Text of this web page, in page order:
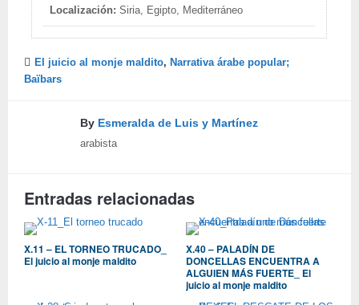
Localización: Siria, Egipto, Mediterráneo
El juicio al monje maldito, Narrativa árabe popular;
Baïbars
By Esmeralda de Luis y Martínez
arabista
Entradas relacionadas
X.11 – EL TORNEO TRUCADO_
El juicio al monje maldito
X.40 – PALADÍN DE
DONCELLAS ENCUENTRA A
ALGUIEN MÁS FUERTE_ El
juicio al monje maldito